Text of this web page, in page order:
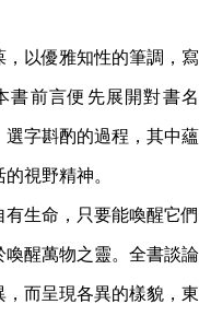
以優雅知性的筆調，寫
書前言便先展開對書名
選字斟酌的過程，其中蘊
視野精神。
生命，只要能喚醒它們
醒萬物之靈。全書談論
而呈現各異的樣貌，東